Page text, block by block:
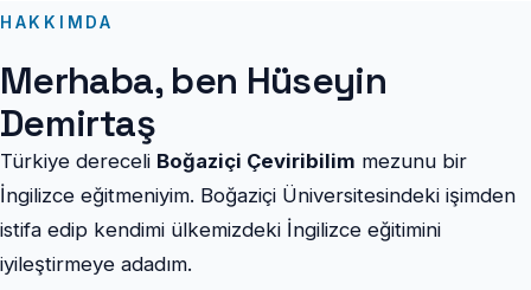
HAKKIMDA
Merhaba, ben Hüseyin
Demirtaş
Türkiye dereceli Boğaziçi Çeviribilim mezunu bir
İngilizce eğitmeniyim. Boğaziçi Üniversitesindeki işimden
istifa edip kendimi ülkemizdeki İngilizce eğitimini
iyileştirmeye adadım.